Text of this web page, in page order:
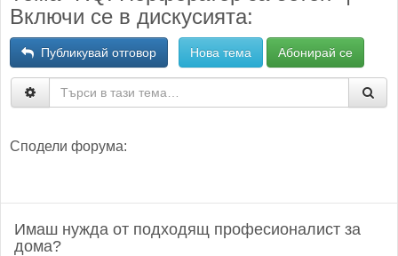
Включи се в дискусията:
Публикувай отговор Нова тема Абонирай се
Сподели форума:
Имаш нужда от подходящ професионалист за
дома?